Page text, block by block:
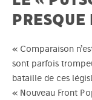
« Comparaison
sont parfois
bataille de ces
« Nouveau Front